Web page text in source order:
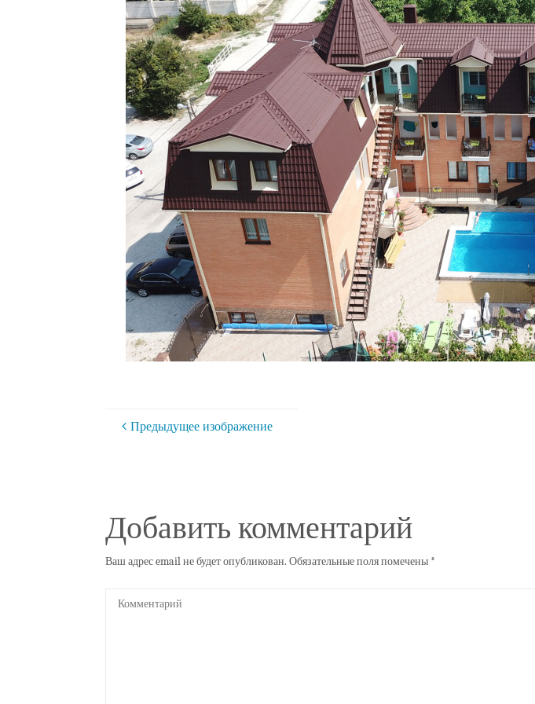
Предыдущее изображение
Добавить комментарий
Ваш адрес email не будет опубликован. Обязательные поля помечены *